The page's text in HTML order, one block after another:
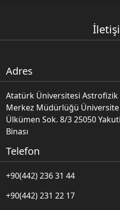
Adres
Atatürk Üniversitesi Astrofizik
Merkez Müdürlüğü
Ülkümen Sok. 8/3 25050
Binası
Telefon
+90(442) 236 31 44
+90(442) 231 22 17